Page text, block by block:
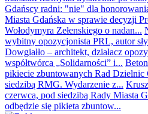
Gdańscy radni: "nie" dla
Miasta Gdańska w sprawie decyzji
Wołodymyra Zełenskiego o nadan...
wybitny opozycjonista PRL, autor
Dowgiałło – architekt, działacz
współtwórca „Solidarności” i...
pikiecie zbuntowanych Rad Dzielnic
siedzibą RMG. Wydarzenie z...
czerwca, pod siedzibą Rady Miasta
odbędzie się pikieta zbuntow...